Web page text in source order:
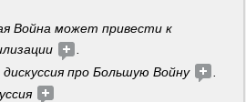
Война может привести к
.
про Большую Войну